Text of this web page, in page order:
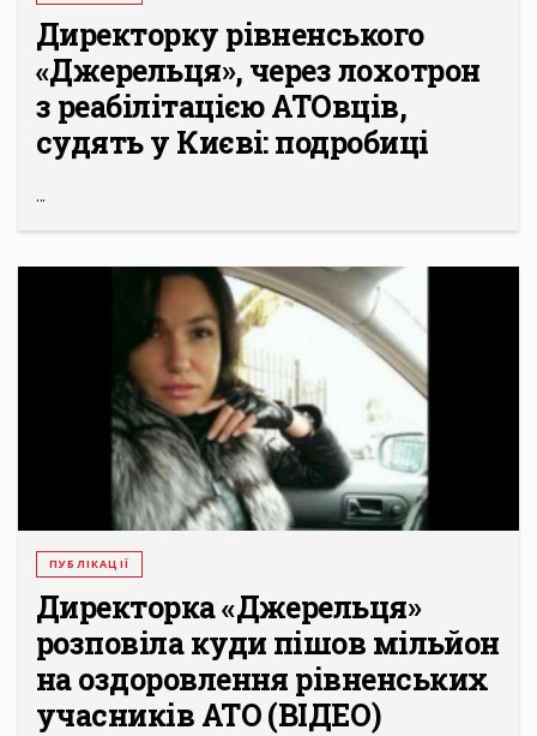
Директорку рівненського
«Джерельця», через лохотрон
з реабілітацією АТОвців,
судять у Києві: подробиці
...
ПУБЛІКАЦІЇ
Директорка «Джерельця»
розповіла куди пішов мільйон
на оздоровлення рівненських
учасників АТО (ВІДЕО)